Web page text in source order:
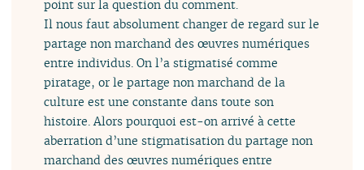
point sur la question du comment.
Il nous faut absolument changer de regard sur le
partage non marchand des œuvres numériques
entre individus. On l’a stigmatisé comme
piratage, or le partage non marchand de la
culture est une constante dans toute son
histoire. Alors pourquoi est-on arrivé à cette
aberration d’une stigmatisation du partage non
marchand des œuvres numériques entre